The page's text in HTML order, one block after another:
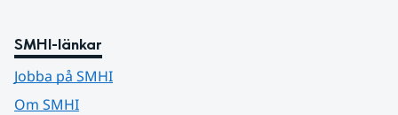
SMHI-länkar
Jobba på SMHI
Om SMHI